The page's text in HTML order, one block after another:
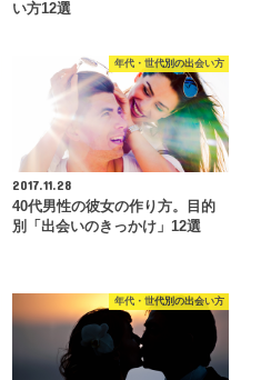
い方12選
年代・世代別の出会い方
2017.11.28
40代男性の彼女の作り方。目的
別「出会いのきっかけ」12選
年代・世代別の出会い方